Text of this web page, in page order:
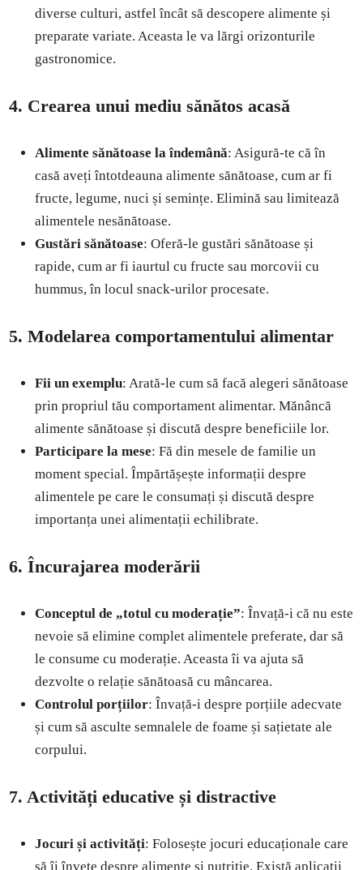
diverse culturi, astfel încât să descopere alimente și
preparate variate. Aceasta le va lărgi orizonturile
gastronomice.
4. Crearea unui mediu sănătos acasă
Alimente sănătoase la îndemână: Asigură-te că în
casă aveți întotdeauna alimente sănătoase, cum ar fi
fructe, legume, nuci și semințe. Elimină sau limitează
alimentele nesănătoase.
Gustări sănătoase: Oferă-le gustări sănătoase și
rapide, cum ar fi iaurtul cu fructe sau morcovii cu
hummus, în locul snack-urilor procesate.
5. Modelarea comportamentului alimentar
Fii un exemplu: Arată-le cum să facă alegeri sănătoase
prin propriul tău comportament alimentar. Mănâncă
alimente sănătoase și discută despre beneficiile lor.
Participare la mese: Fă din mesele de familie un
moment special. Împărtășește informații despre
alimentele pe care le consumați și discută despre
importanța unei alimentații echilibrate.
6. Încurajarea moderării
Conceptul de „totul cu moderație”: Învață-i că nu este
nevoie să elimine complet alimentele preferate, dar să
le consume cu moderație. Aceasta îi va ajuta să
dezvolte o relație sănătoasă cu mâncarea.
Controlul porțiilor: Învață-i despre porțiile adecvate
și cum să asculte semnalele de foame și sațietate ale
corpului.
7. Activități educative și distractive
Jocuri și activități: Folosește jocuri educaționale care
să îi învețe despre alimente și nutriție. Există aplicații